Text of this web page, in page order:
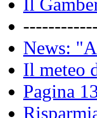
Il
News:
Il meteo
Pagina